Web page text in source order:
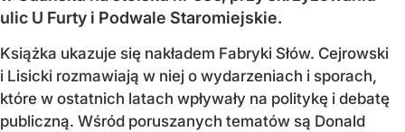
ulic U Furty i Podwale Staromiejskie.
Książka ukazuje się nakładem Fabryki Słów. Cejrowski
i Lisicki rozmawiają w niej o wydarzeniach i sporach,
które w ostatnich latach wpływały na politykę i debatę
publiczną. Wśród poruszanych tematów są Donald